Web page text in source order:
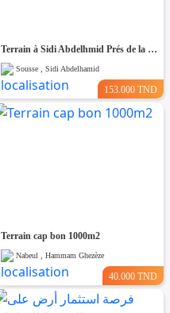
Terrain à Sidi Abdelhmid Prés de la mer
Sousse , Sidi Abdelhamid
153.000 TND
Terrain cap bon 1000m2
Nabeul , Hammam Ghezèze
40.000 TND